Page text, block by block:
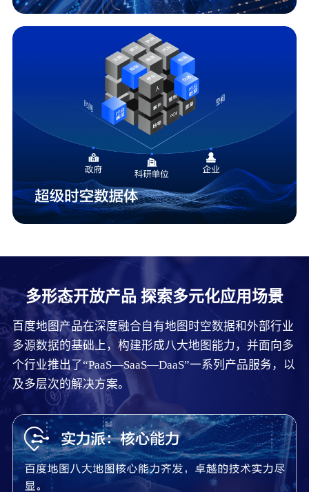
多形态开放产品 探索多元化应用场景
百度地图产品在深度融合自有地图时空数据和外部行业
多源数据的基础上，构建形成八大地图能力，并面向多
个行业推出了“PaaS—SaaS—DaaS”一系列产品服务，以
及多层次的解决方案。